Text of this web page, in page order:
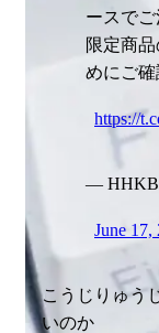
ースで
限定商
めにご確
https://
— HHKB
June 17,
こうじりゅう
いのか